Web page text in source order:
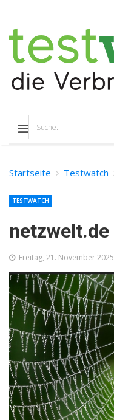
Startseite Testwatch
netzwelt.de
TESTWATCH
Freitag, 21. November 2025